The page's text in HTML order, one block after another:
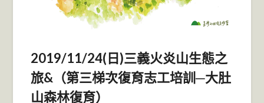
2019/11/24(日)三義火炎山生態之
旅&（第三梯次復育志工培訓─大肚
山森林復育）